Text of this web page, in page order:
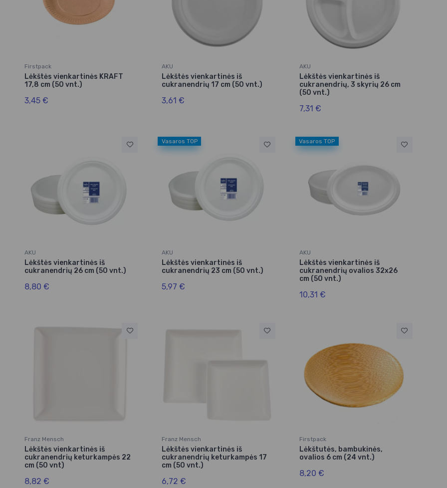
Firstpack
Lėkštės vienkartinės KRAFT
17,8 cm (50 vnt.)
3,45 €
AKU
Lėkštės vienkartinės iš
cukranendrių 17 cm (50 vnt.)
3,61 €
AKU
Lėkštės vienkartinės iš
cukranendrių, 3 skyrių 26 cm
(50 vnt.)
7,31 €
AKU
Lėkštės vienkartinės iš
cukranendrių 26 cm (50 vnt.)
8,80 €
Vasaros TOP
AKU
Lėkštės vienkartinės iš
cukranendrių 23 cm (50 vnt.)
5,97 €
Vasaros TOP
AKU
Lėkštės vienkartinės iš
cukranendrių ovalios 32x26
cm (50 vnt.)
10,31 €
Franz Mensch
Lėkštės vienkartinės iš
cukranendrių keturkampės 22
cm (50 vnt)
8,82 €
Franz Mensch
Lėkštės vienkartinės iš
cukranendrių keturkampės 17
cm (50 vnt.)
6,72 €
Firstpack
Lėkštutės, bambukinės,
ovalios 6 cm (24 vnt.)
8,20 €